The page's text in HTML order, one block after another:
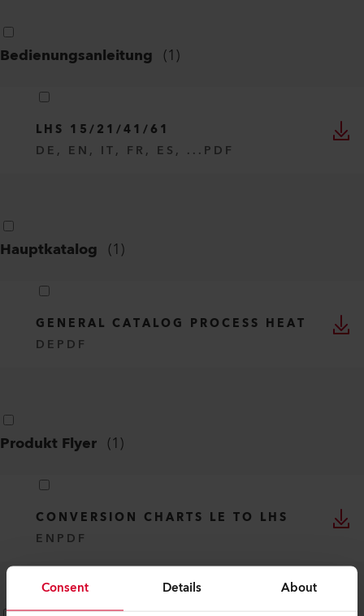
Consent Details About
Bedienungsanleitung (1)
LHS 15/21/41/61
DE, EN, IT, FR, ES, ... PDF
Hauptkatalog (1)
GENERAL CATALOG PROCESS HEAT
DE PDF
Produkt Flyer (1)
CONVERSION CHARTS LE TO LHS
EN PDF